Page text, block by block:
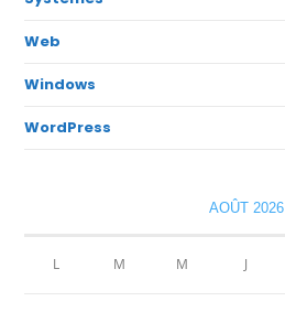
Web
Windows
WordPress
AOÛT 2026
L M M J